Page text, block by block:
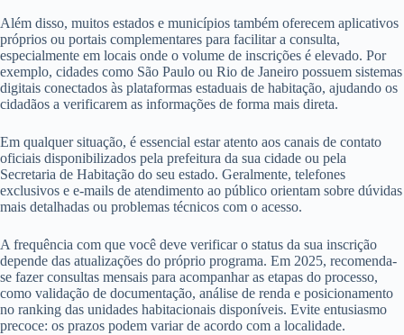
Além disso, muitos estados e municípios também oferecem aplicativos
próprios ou portais complementares para facilitar a consulta,
especialmente em locais onde o volume de inscrições é elevado. Por
exemplo, cidades como São Paulo ou Rio de Janeiro possuem sistemas
digitais conectados às plataformas estaduais de habitação, ajudando os
cidadãos a verificarem as informações de forma mais direta.
Em qualquer situação, é essencial estar atento aos canais de contato
oficiais disponibilizados pela prefeitura da sua cidade ou pela
Secretaria de Habitação do seu estado. Geralmente, telefones
exclusivos e e-mails de atendimento ao público orientam sobre dúvidas
mais detalhadas ou problemas técnicos com o acesso.
A frequência com que você deve verificar o status da sua inscrição
depende das atualizações do próprio programa. Em 2025, recomenda-
se fazer consultas mensais para acompanhar as etapas do processo,
como validação de documentação, análise de renda e posicionamento
no ranking das unidades habitacionais disponíveis. Evite entusiasmo
precoce: os prazos podem variar de acordo com a localidade.